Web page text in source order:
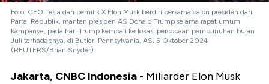
Foto: CEO Tesla dan pemilik X Elon Musk berdiri bersama calon presiden dari
Partai Republik, mantan presiden AS Donald Trump selama rapat umum
kampanye, pada hari Trump kembali ke lokasi percobaan pembunuhan bulan
Juli terhadapnya, di Butler, Pennsylvania, AS, 5 Oktober 2024.
(REUTERS/Brian Snyder)
Jakarta, CNBC Indonesia - Miliarder Elon Musk